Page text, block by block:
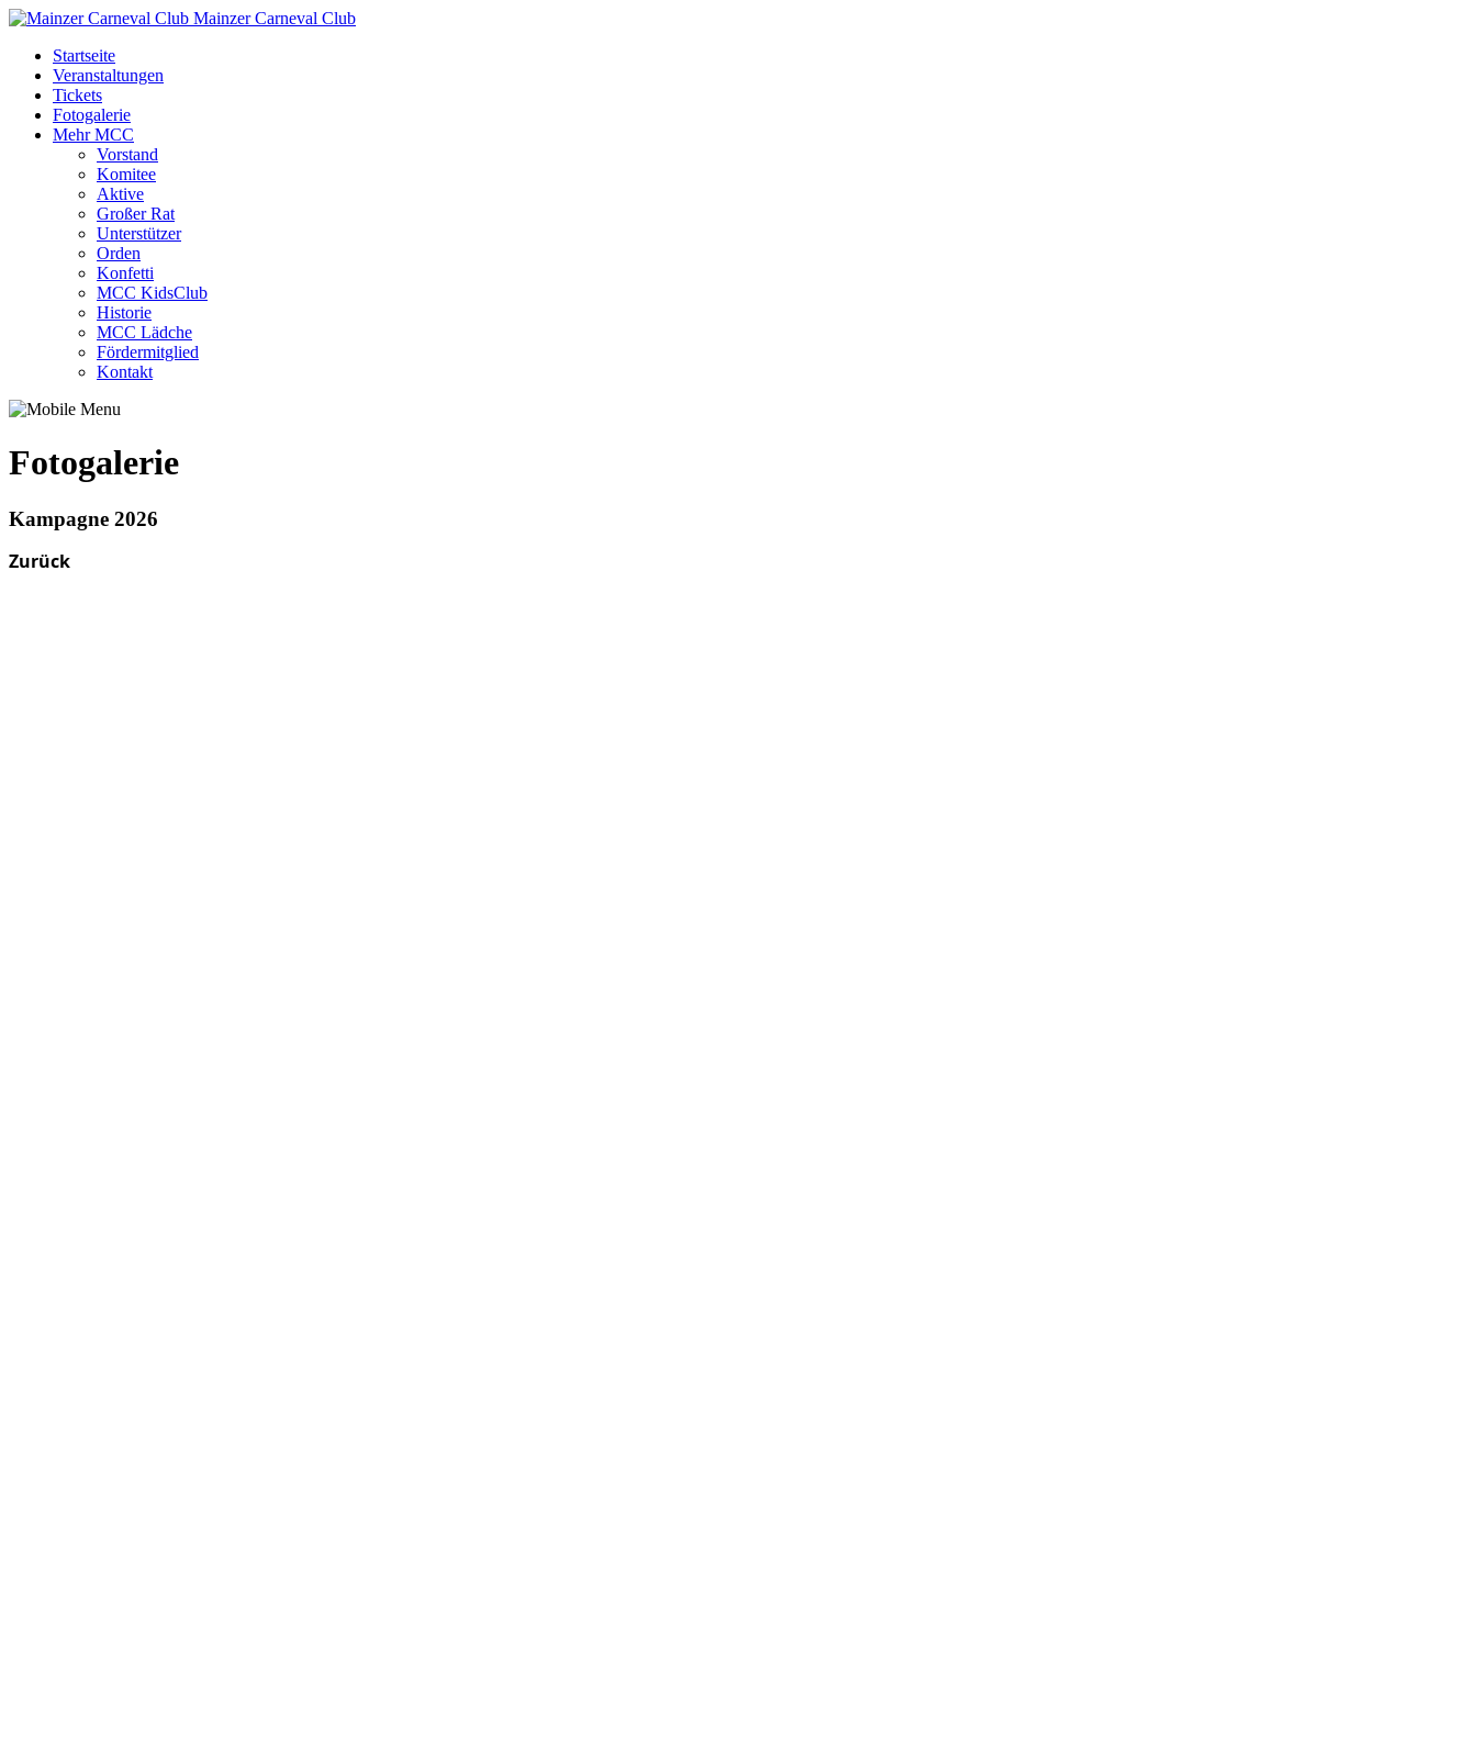
Mainzer Carneval Club
Startseite
Veranstaltungen
Tickets
Fotogalerie
Mehr MCC
Vorstand
Komitee
Aktive
Großer Rat
Unterstützer
Orden
Konfetti
MCC KidsClub
Historie
MCC Lädche
Fördermitglied
Kontakt
Fotogalerie
Kampagne 2026
Zurück